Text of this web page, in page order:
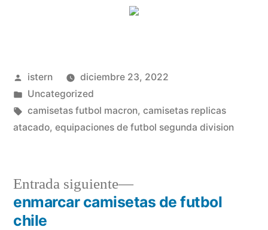
Publicado
por
istern
diciembre 23, 2022
Publicado
en
Uncategorized
Etiquetas:
camisetas futbol macron, camisetas replicas
atacado, equipaciones de futbol segunda division
Navegación
Entrada siguiente
Entrada
siguiente:
enmarcar camisetas de futbol
chile